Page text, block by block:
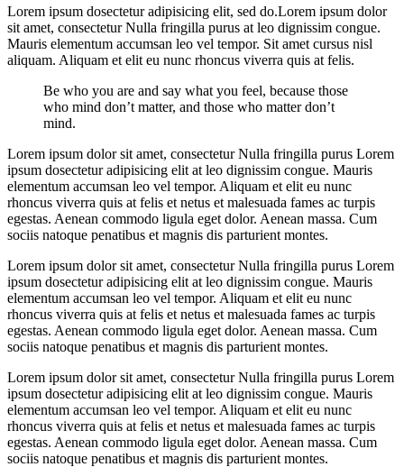
Lorem ipsum dosectetur adipisicing elit, sed do.Lorem ipsum dolor
sit amet, consectetur Nulla fringilla purus at leo dignissim congue.
Mauris elementum accumsan leo vel tempor. Sit amet cursus nisl
aliquam. Aliquam et elit eu nunc rhoncus viverra quis at felis.
Be who you are and say what you feel, because those
who mind don’t matter, and those who matter don’t
mind.
Lorem ipsum dolor sit amet, consectetur Nulla fringilla purus Lorem
ipsum dosectetur adipisicing elit at leo dignissim congue. Mauris
elementum accumsan leo vel tempor. Aliquam et elit eu nunc
rhoncus viverra quis at felis et netus et malesuada fames ac turpis
egestas. Aenean commodo ligula eget dolor. Aenean massa. Cum
sociis natoque penatibus et magnis dis parturient montes.
Lorem ipsum dolor sit amet, consectetur Nulla fringilla purus Lorem
ipsum dosectetur adipisicing elit at leo dignissim congue. Mauris
elementum accumsan leo vel tempor. Aliquam et elit eu nunc
rhoncus viverra quis at felis et netus et malesuada fames ac turpis
egestas. Aenean commodo ligula eget dolor. Aenean massa. Cum
sociis natoque penatibus et magnis dis parturient montes.
Lorem ipsum dolor sit amet, consectetur Nulla fringilla purus Lorem
ipsum dosectetur adipisicing elit at leo dignissim congue. Mauris
elementum accumsan leo vel tempor. Aliquam et elit eu nunc
rhoncus viverra quis at felis et netus et malesuada fames ac turpis
egestas. Aenean commodo ligula eget dolor. Aenean massa. Cum
sociis natoque penatibus et magnis dis parturient montes.